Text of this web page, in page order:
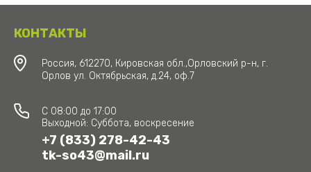
КОНТАКТЫ
Россия, 612270, Кировская обл.,Орловский р-н, г.
Орлов ул. Октябрьская, д.24, оф.7
C 08:00 до 17:00
Выходной: Суббота, воскресение
+7 (833) 278-42-43
tk-so43@mail.ru